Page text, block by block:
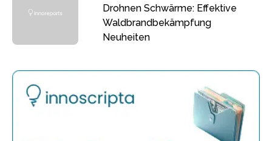
Drohnen Schwärme: Effektive
Waldbrandbekämpfung
Neuheiten